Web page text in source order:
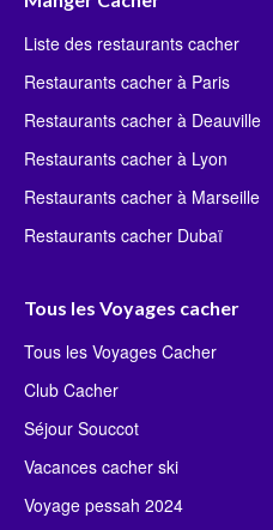
Liste des restaurants cacher
Restaurants cacher à Paris
Restaurants cacher à Deauville
Restaurants cacher à Lyon
Restaurants cacher à Marseille
Restaurants cacher Dubaï
Tous les Voyages cacher
Tous les Voyages Cacher
Club Cacher
Séjour Souccot
Vacances cacher ski
Voyage pessah 2024